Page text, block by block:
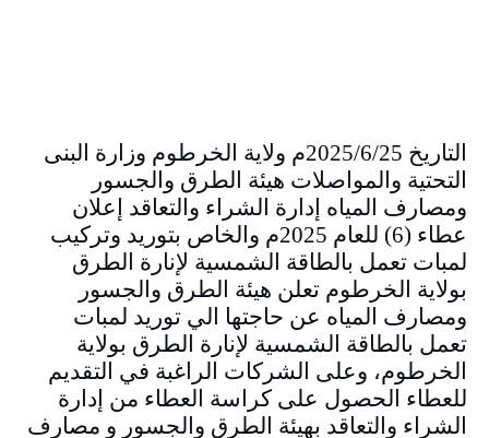
التاريخ 2025/6/25م ولاية الخرطوم وزارة البنى
التحتية والمواصلات هيئة الطرق والجسور
ومصارف المياه إدارة الشراء والتعاقد إعلان
عطاء (6) للعام 2025م والخاص بتوريد وتركيب
لمبات تعمل بالطاقة الشمسية لإنارة الطرق
بولاية الخرطوم تعلن هيئة الطرق والجسور
ومصارف المياه عن حاجتها الي توريد لمبات
تعمل بالطاقة الشمسية لإنارة الطرق بولاية
الخرطوم، وعلى الشركات الراغبة في التقديم
للعطاء الحصول على كراسة العطاء من إدارة
الشراء والتعاقد بهيئة الطرق والجسور و مصارف